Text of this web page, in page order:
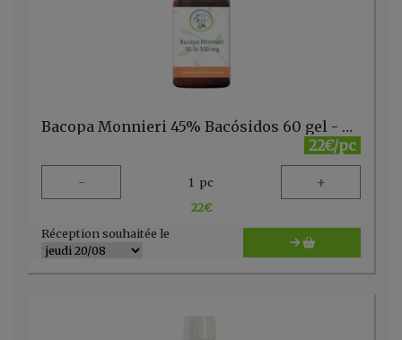
Bacopa Monnieri 45% Bacósidos 60 gel - Planticinal
22€/pc
- 1 pc +
22€
Réception souhaitée le